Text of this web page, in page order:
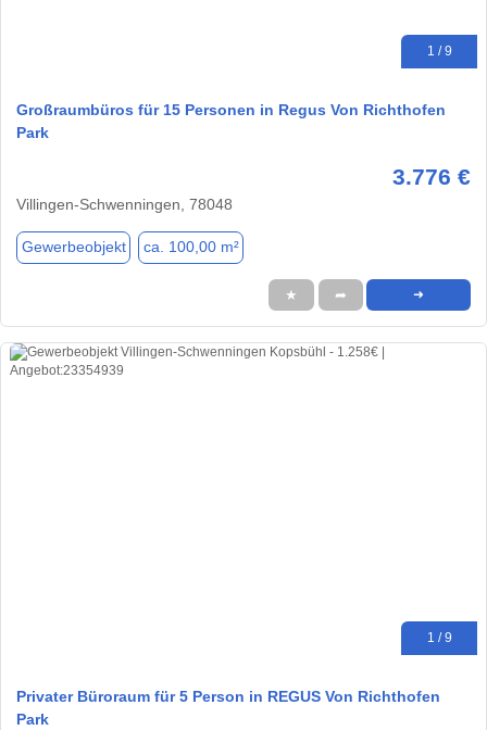
1 / 9
Großraumbüros für 15 Personen in Regus Von Richthofen
Park
3.776 €
Villingen-Schwenningen, 78048
Gewerbeobjekt ca. 100,00 m²
★ ➦ ➜
1 / 9
Privater Büroraum für 5 Person in REGUS Von Richthofen
Park